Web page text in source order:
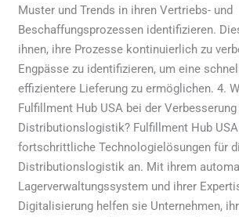
Muster und Trends in ihren Vertriebs- und
Beschaffungsprozessen identifizieren.
ihnen, ihre Prozesse kontinuierlich zu
Engpässe zu identifizieren, um eine
effizientere Lieferung zu ermöglichen. 4.
Fulfillment Hub USA bei der Verbesserung
Distributionslogistik? Fulfillment Hub
fortschrittliche Technologielösungen für
Distributionslogistik an. Mit ihrem
Lagerverwaltungssystem und ihrer
Digitalisierung helfen sie Unternehmen,